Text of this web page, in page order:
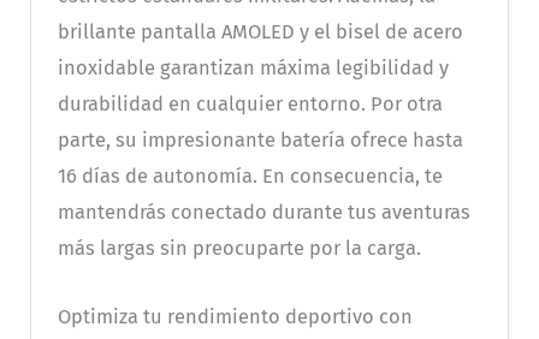
brillante pantalla AMOLED y el bisel de acero
inoxidable garantizan máxima legibilidad y
durabilidad en cualquier entorno. Por otra
parte, su impresionante batería ofrece hasta
16 días de autonomía. En consecuencia, te
mantendrás conectado durante tus aventuras
más largas sin preocuparte por la carga.
Optimiza tu rendimiento deportivo con